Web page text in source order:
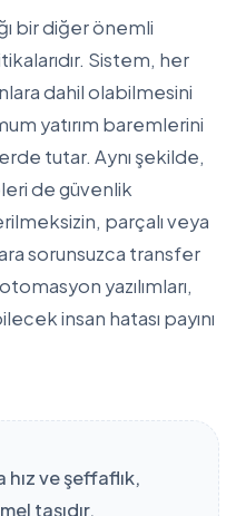
bir diğer önemli
Sistem, her
dahil olabilmesini
yatırım baremlerini
tutar. Aynı şekilde,
de güvenlik
parçalı veya
sorunsuzca transfer
yazılımları,
insan hatası payını
hız ve şeffaflık,
taşıdır.